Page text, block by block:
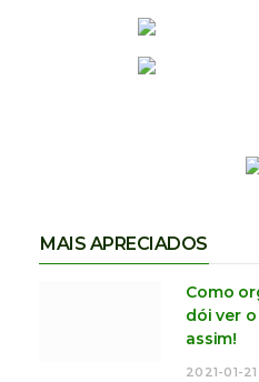
MAIS APRECIADOS
Como
dói ver
assim!
2021-01-21